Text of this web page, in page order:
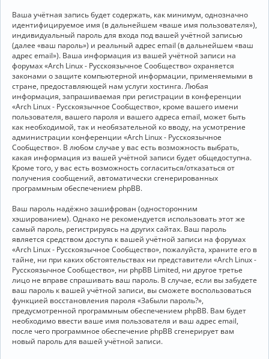
Ваша учётная запись будет содержать, как минимум, однозначно
идентифицируемое имя (в дальнейшем «ваше имя пользователя»),
индивидуальный пароль для входа под вашей учётной записью
(далее «ваш пароль») и реальный адрес email (в дальнейшем «ваш
адрес email»). Ваша информация из вашей учётной записи на
форумах «Arch Linux - Русскоязычное Сообщество» охраняется
законами о защите компьютерной информации, применяемыми в
стране, предоставляющей нам услуги хостинга. Любая
информация, запрашиваемая при регистрации в конференции
«Arch Linux - Русскоязычное Сообщество», кроме вашего имени
пользователя, вашего пароля и вашего адреса email, может быть
как необходимой, так и необязательной ко вводу, на усмотрение
администрации конференции «Arch Linux - Русскоязычное
Сообщество». В любом случае у вас есть возможность выбрать,
какая информация из вашей учётной записи будет общедоступна.
Кроме того, у вас есть возможность согласиться/отказаться от
получения сообщений, автоматически сгенерированных
программным обеспечением phpBB.
Ваш пароль надёжно зашифрован (односторонним
хэшированием). Однако не рекомендуется использовать этот же
самый пароль, регистрируясь на других сайтах. Ваш пароль
является средством доступа к вашей учётной записи на форумах
«Arch Linux - Русскоязычное Сообщество», пожалуйста, храните его в
тайне, ни при каких обстоятельствах ни представители «Arch Linux -
Русскоязычное Сообщество», ни phpBB Limited, ни другое третье
лицо не вправе спрашивать ваш пароль. В случае, если вы забудете
ваш пароль к вашей учётной записи, вы сможете воспользоваться
функцией восстановления пароля «Забыли пароль?»,
предусмотренной программным обеспечением phpBB. Вам будет
необходимо ввести ваше имя пользователя и ваш адрес email,
после чего программное обеспечение phpBB сгенерирует вам
новый пароль для вашей учётной записи.